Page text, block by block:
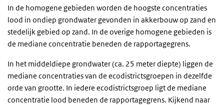
In de homogene gebieden worden de hoogste concentraties
lood in ondiep grondwater gevonden in akkerbouw op zand en
stedelijk gebied op zand. In de overige homogene gebieden is
de mediane concentratie beneden de rapportagegrens.
In het middeldiepe grondwater (ca. 25 meter diepte) liggen de
mediane concentraties van de ecodistrictsgroepen in dezelfde
orde van grootte. In iedere ecodistrictsgroep ligt de mediane
concentratie lood beneden de rapportagegrens. Kijkend naar